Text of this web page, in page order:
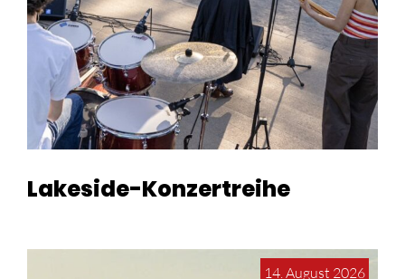
Lakeside-Konzertreihe
14. August 2026